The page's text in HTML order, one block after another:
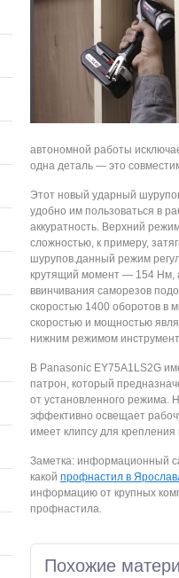
автономной работы
одна деталь — это
Этот новый ударный
удобно им пользоваться в
аккуратность. Верхний
сложностью, к примеру,
шурупов.данный режим
крутящий момент — 154 Нм,
ввинчивания саморезов
скоростью 1400 оборотов в
скоростью и мощностью
нижним режимом
В Panasonic EY75A1LS2G
патрон, который
от установленного режима.
эффективно освещает
имеет клипсу для крепления
Заметка: информационный
какой профнастил в
информацию от крупных
профнастила.
Похожие